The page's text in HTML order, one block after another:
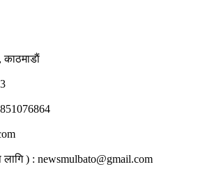
काठमाडाैं
) : newsmulbato@gmail.com